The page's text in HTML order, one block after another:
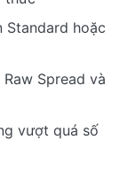
Standard hoặc
Spread và
vượt quá số